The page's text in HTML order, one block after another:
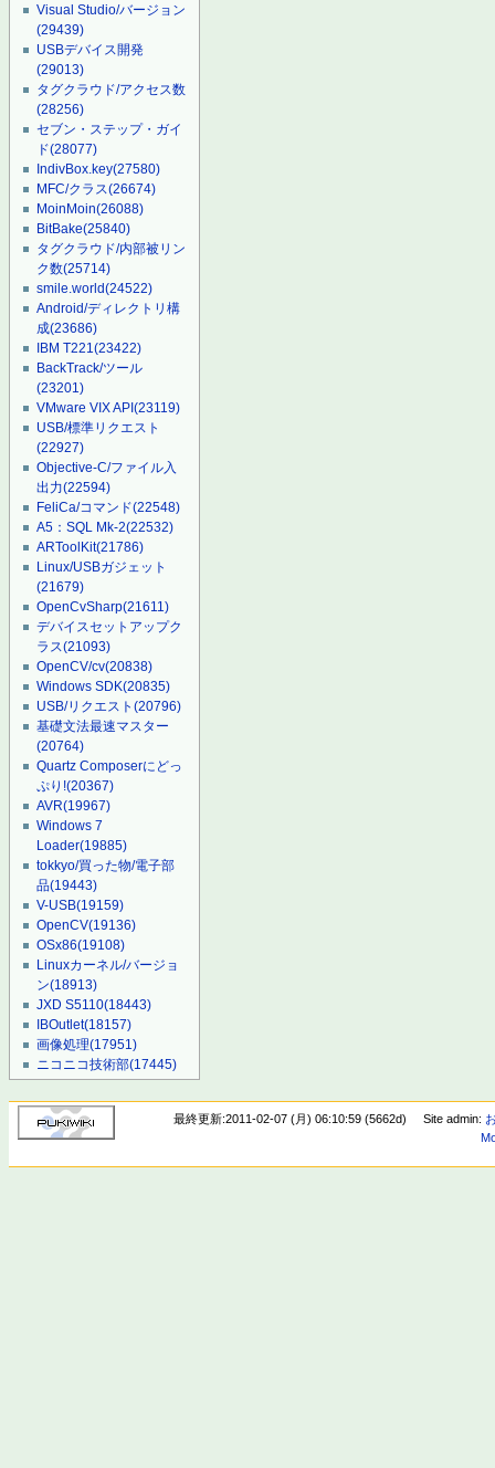
Visual Studio/バージョン
(29439)
USBデバイス開発
(29013)
タグクラウド/アクセス数
(28256)
セブン・ステップ・ガイ
ド(28077)
IndivBox.key(27580)
MFC/クラス(26674)
MoinMoin(26088)
BitBake(25840)
タグクラウド/内部被リン
ク数(25714)
smile.world(24522)
Android/ディレクトリ構
成(23686)
IBM T221(23422)
BackTrack/ツール
(23201)
VMware VIX API(23119)
USB/標準リクエスト
(22927)
Objective-C/ファイル入
出力(22594)
FeliCa/コマンド(22548)
A5：SQL Mk-2(22532)
ARToolKit(21786)
Linux/USBガジェット
(21679)
OpenCvSharp(21611)
デバイスセットアップク
ラス(21093)
OpenCV/cv(20838)
Windows SDK(20835)
USB/リクエスト(20796)
基礎文法最速マスター
(20764)
Quartz Composerにどっ
ぷり!(20367)
AVR(19967)
Windows 7
Loader(19885)
tokkyo/買った物/電子部
品(19443)
V-USB(19159)
OpenCV(19136)
OSx86(19108)
Linuxカーネル/バージョ
ン(18913)
JXD S5110(18443)
IBOutlet(18157)
画像処理(17951)
ニコニコ技術部(17445)
最終更新:2011-02-07 (月) 06:10:59 (5662d) Site admin: